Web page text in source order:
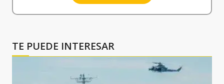
TE PUEDE INTERESAR